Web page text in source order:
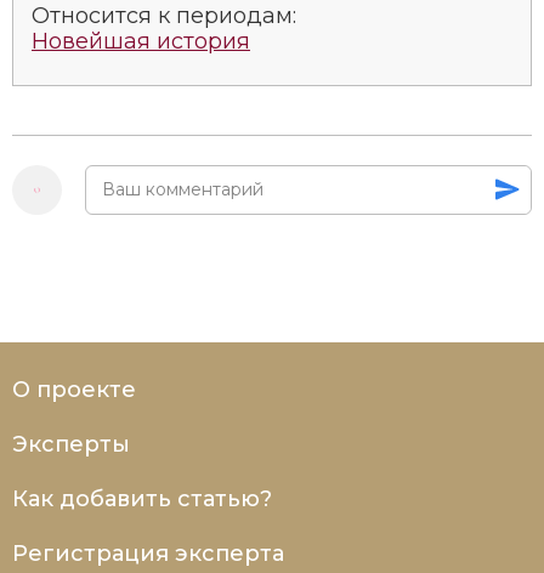
Относится к периодам:
Новейшая история
О проекте
Эксперты
Как добавить статью?
Регистрация эксперта